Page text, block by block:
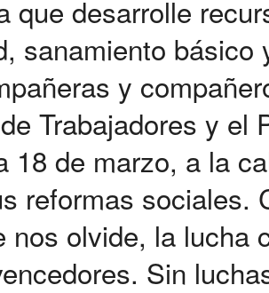
que desarrolle
sanamiento básico
y
Trabajadores y el
18 de marzo, a la
reformas sociales.
nos olvide, la lucha
Sin